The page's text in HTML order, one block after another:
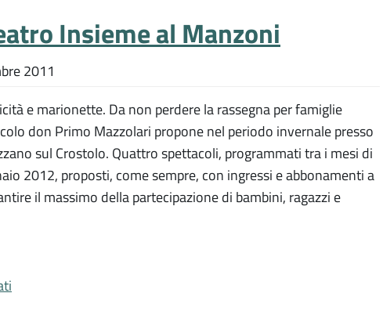
Insieme al Manzoni
2011
e marionette. Da non perdere la rassegna per famiglie
don Primo Mazzolari propone nel periodo invernale presso
sul Crostolo. Quattro spettacoli, programmati tra i mesi di
2012, proposti, come sempre, con ingressi e abbonamenti a
il massimo della partecipazione di bambini, ragazzi e